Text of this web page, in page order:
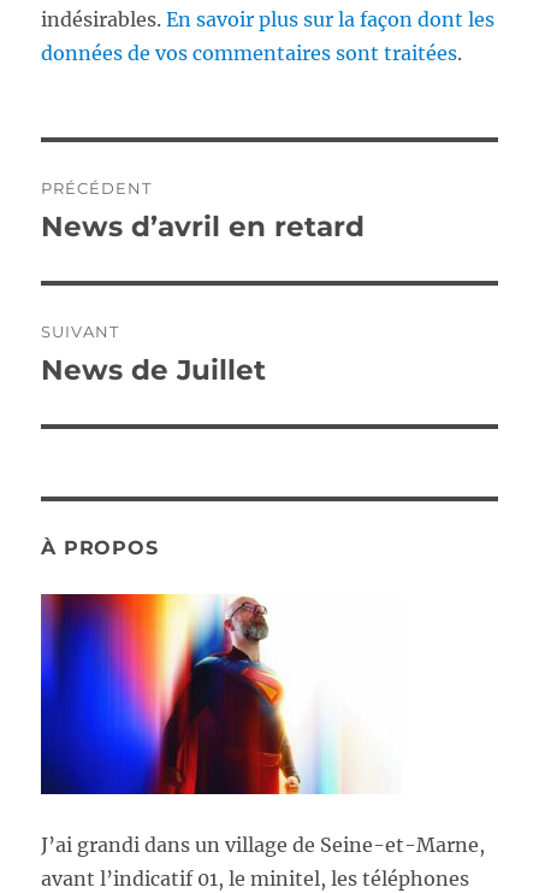
indésirables.En savoir plus sur la façon dont les
données de vos commentaires sont traitées.
de
PRÉCÉDENT
Publication
News d’avril en retard
SUIVANT
Publication
News de Juillet
À PROPOS
J’ai grandi dans un village de Seine-et-Marne,
avant l’indicatif 01, le minitel, les téléphones